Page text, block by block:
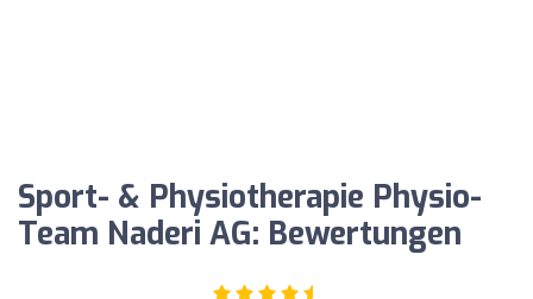
Sport- & Physiotherapie Physio-
Team Naderi AG: Bewertungen